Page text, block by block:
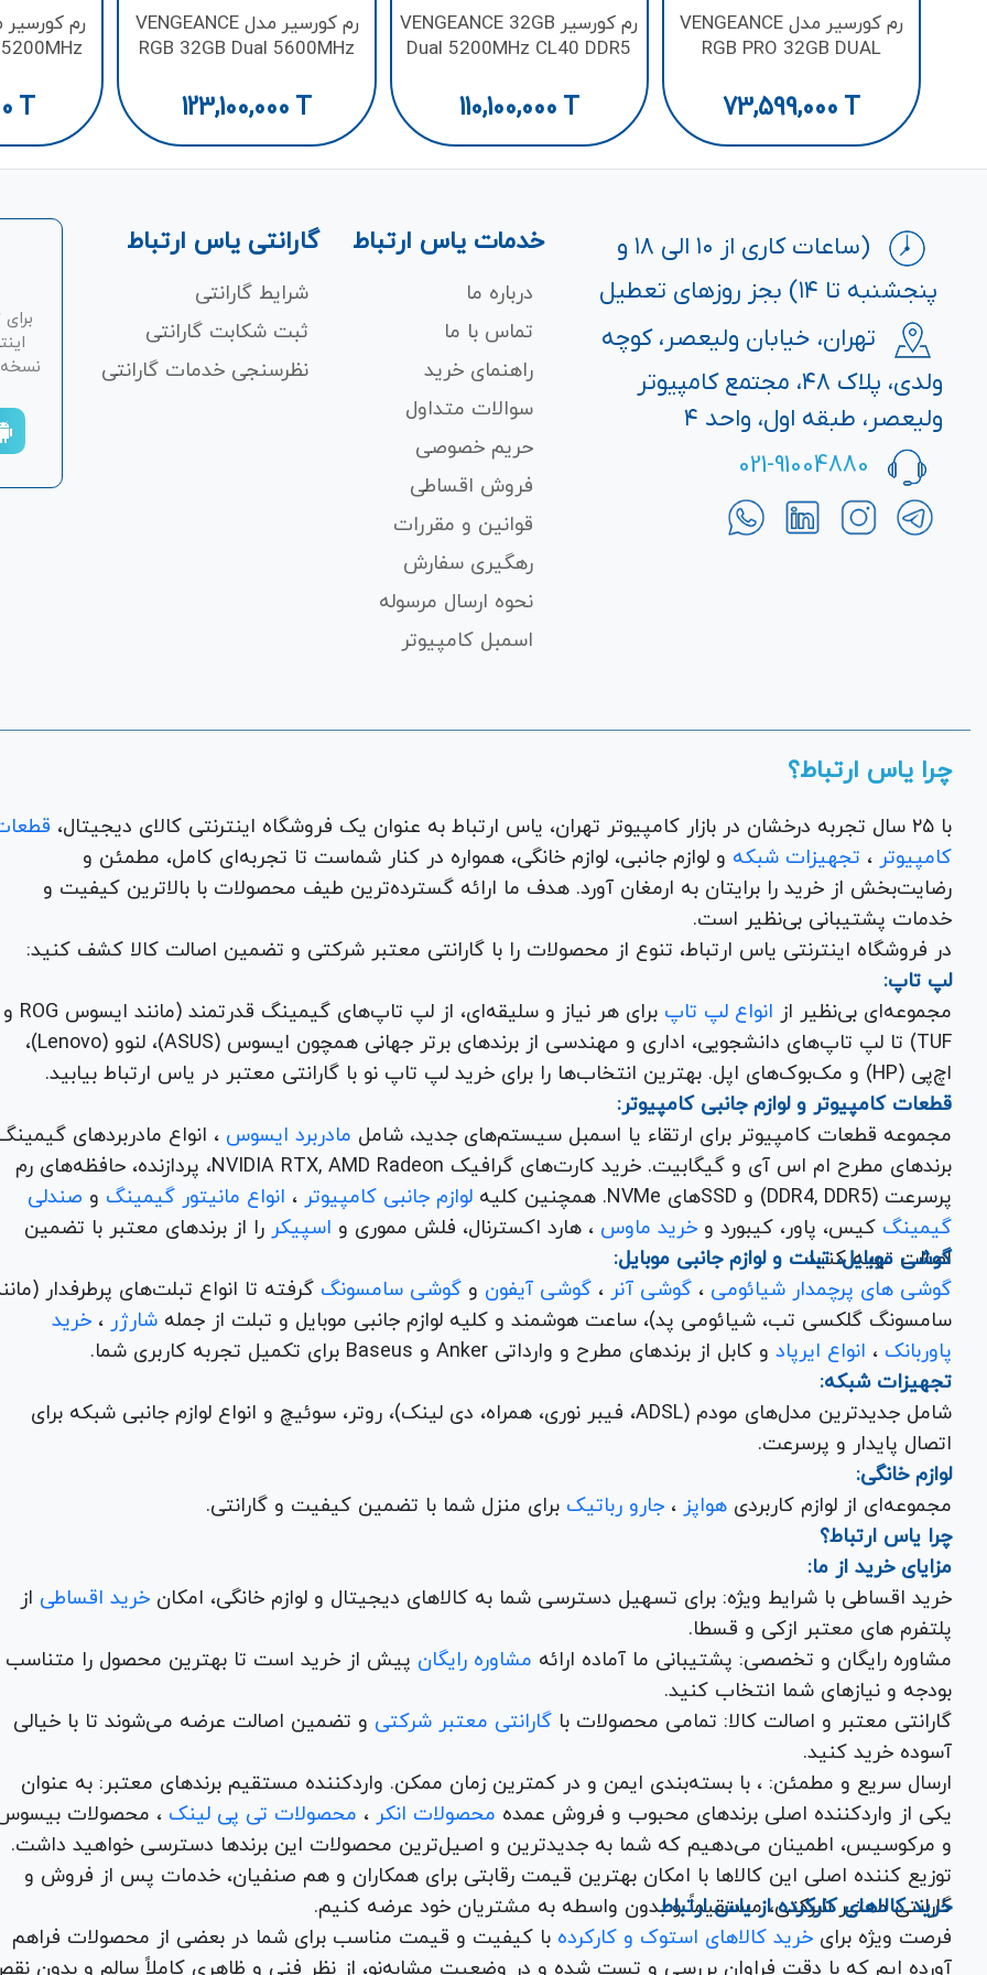
رم کورسیر مدل VENGEANCE
RGB PRO 32GB DUAL
73,599,000 T
رم کورسیر VENGEANCE 32GB
Dual 5200MHz CL40 DDR5
110,100,000 T
رم کورسیر مدل VENGEANCE
RGB 32GB Dual 5600MHz
123,100,000 T
T
(ساعات کاری از ۱۰ الی ۱۸ و
پنجشنبه تا ۱۴) بجز روزهای تعطیل
تهران، خیابان ولیعصر، کوچه
ولدی، پلاک ۴۸، مجتمع کامپیوتر
ولیعصر، طبقه اول، واحد ۴
021-91004880
خدمات یاس ارتباط
درباره ما
تماس با ما
راهنمای خرید
سوالات متداول
حریم خصوصی
فروش اقساطی
قوانین و مقررات
رهگیری سفارش
نحوه ارسال مرسوله
اسمبل کامپیوتر
گارانتی یاس ارتباط
شرایط گارانتی
ثبت شکابت‌ گارانتی
نظرسنجی خدمات گارانتی
نسخه
چرا یاس ارتباط؟
با ۲۵ سال تجربه درخشان در بازار کامپیوتر تهران، یاس ارتباط به عنوان یک فروشگاه اینترنتی کالای دیجیتال،
کامپیوتر ، تجهیزات شبکه
و لوازم جانبی، لوازم خانگی، همواره در کنار شماست تا تجربه‌ای کامل، مطمئن و
رضایت‌بخش از خرید را برایتان به ارمغان آورد. هدف ما ارائه گسترده‌ترین طیف محصولات با بالاترین کیفیت و
خدمات پشتیبانی بی‌نظیر است.
در فروشگاه اینترنتی یاس ارتباط، تنوع از محصولات را با گارانتی معتبر شرکتی و تضمین اصالت کالا کشف کنید:
لپ تاپ:
مجموعه‌ای بی‌نظیر از انواع لپ تاپ
برای هر نیاز و سلیقه‌ای، از لپ تاپ‌های گیمینگ قدرتمند (مانند ایسوس ROG و
TUF) تا لپ تاپ‌های دانشجویی، اداری و مهندسی از برندهای برتر جهانی همچون ایسوس (ASUS)، لنوو (Lenovo)،
اچ‌پی (HP) و مک‌بوک‌های اپل. بهترین انتخاب‌ها را برای خرید لپ تاپ نو با گارانتی معتبر در یاس ارتباط بیابید.
قطعات کامپیوتر و لوازم جانبی کامپیوتر:
مجموعه قطعات کامپیوتر برای ارتقاء یا اسمبل سیستم‌های جدید، شامل مادربرد ایسوس ، انواع مادربردهای
برندهای مطرح ام اس آی و گیگابیت. خرید کارت‌های گرافیک NVIDIA RTX, AMD Radeon، پردازنده‌، حافظه‌های رم
پرسرعت (DDR4, DDR5) و SSDهای NVMe. همچنین کلیه
لوازم جانبی کامپیوتر ، انواع مانیتور گیمینگ
صندلی
گیمینگ کیس، پاور، کیبورد و خرید ماوس ، هارد اکسترنال، فلش مموری و اسپیکر را از برندهای معتبر با تضمین
اصالت تهیه کنید.
گوشی موبایل، تبلت و لوازم جانبی موبایل:
گوشی های پرچمدار شیائومی ، گوشی آنر ، گوشی آیفون گوشی سامسونگ گرفته تا انواع تبلت‌های پرطرفدار
سامسونگ گلکسی تب، شیائومی پد)، ساعت هوشمند و کلیه لوازم جانبی موبایل و تبلت از جملهشارژر ، خرید
پاوربانک ، انواع ایرپاد
تجهیزات شبکه:
شامل جدیدترین مدل‌های مودم (ADSL، فیبر نوری، همراه، دی لینک)، روتر، سوئیچ و انواع لوازم جانبی شبکه برای
اتصال پایدار و پرسرعت.
لوازم خانگی:
مجموعه‌ای از لوازم کاربردیهواپز ، جارو رباتیک برای منزل شما با تضمین کیفیت و گارانتی.
چرا یاس ارتباط؟
مزایای خرید از ما:
خرید اقساطی با شرایط ویژه: برای تسهیل دسترسی شما به کالاهای دیجیتال و لوازم خانگی، امکانخرید اقساطی از
پلتفرم های معتبر ازکی و قسطا.
مشاوره رایگان و تخصصی: پشتیبانی ما آماده ارائه مشاوره رایگان پیش از خرید است تا بهترین محصول را متناسب
بودجه و نیازهای شما انتخاب کنید.
گارانتی معتبر و اصالت کالا: تمامی محصولات باگارانتی معتبر شرکتی و تضمین اصالت عرضه می‌شوند تا با خیالی
آسوده خرید کنید.
ارسال سریع و مطمئن: ، با بسته‌بندی ایمن و در کمترین زمان ممکن. واردکننده مستقیم برندهای معتبر: به عنوان
یکی از واردکننده اصلی برندهای محبوب و فروش عمده محصولات انکر ، محصولات تی پی لینک ، محصولات
و مرکوسیس، اطمینان می‌دهیم که شما به جدیدترین و اصیل‌ترین محصولات این برندها دسترسی خواهید داشت.
توزیع کننده اصلی این کالاها با امکان بهترین قیمت رقابتی برای همکاران و هم صنفیان، خدمات پس از فروش و
گارانتی معتبر شرکتی، مستقیماً و بدون واسطه به مشتریان خود عرضه کنیم.
خرید کالاهای کارکرده از یاس ارتباط
فرصت ویژه برایخرید کالاهای استوک و کارکرده با کیفیت و قیمت مناسب برای شما در بعضی از محصولات فراهم
آورده ایم که با دقت فراوان بررسی و تست شده و در وضعیت مشابه‌نو، از نظر فنی و ظاهری کاملاً سالم و بدون